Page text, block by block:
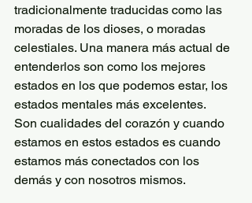
tradicionalmente traducidas como las
moradas de los dioses, o moradas
celestiales. Una manera más actual de
entenderlos son como los mejores
estados en los que podemos estar, los
estados mentales más excelentes.
Son cualidades del corazón y cuando
estamos en estos estados es cuando
estamos más conectados con los
demás y con nosotros mismos.